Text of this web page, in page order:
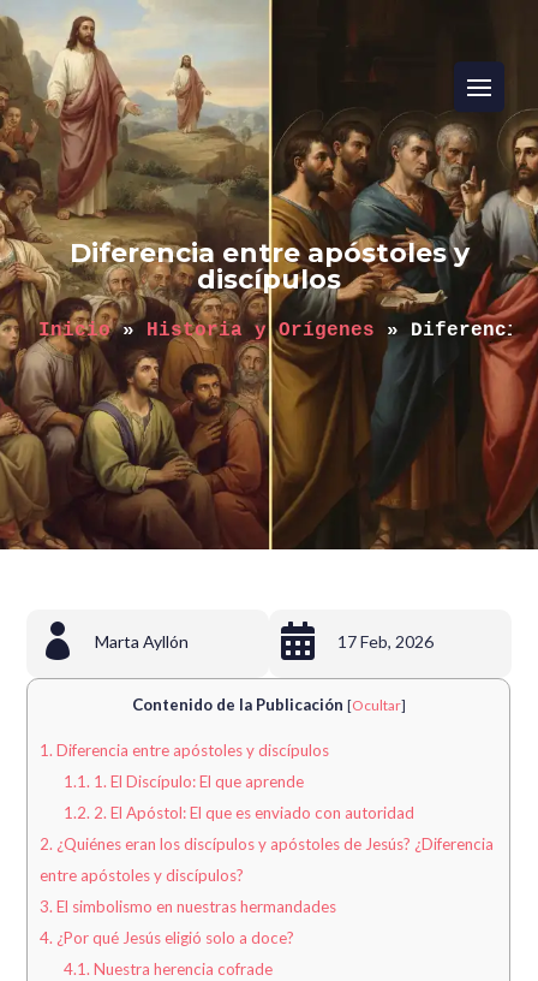
Diferencia entre apóstoles y
discípulos
Inicio » Historia y Orígenes »
 Marta Ayllón  17 Feb, 2026
Contenido de la Publicación [Ocultar]
1. Diferencia entre apóstoles y discípulos
1.1. 1. El Discípulo: El que aprende
1.2. 2. El Apóstol: El que es enviado con autoridad
2. ¿Quiénes eran los discípulos y apóstoles de Jesús? ¿Diferencia
entre apóstoles y discípulos?
3. El simbolismo en nuestras hermandades
4. ¿Por qué Jesús eligió solo a doce?
4.1. Nuestra herencia cofrade